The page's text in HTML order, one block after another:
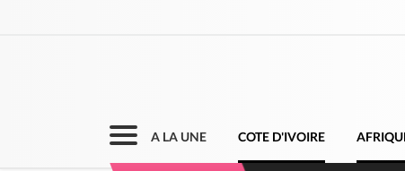
A LA UNE COTE D'IVOIRE